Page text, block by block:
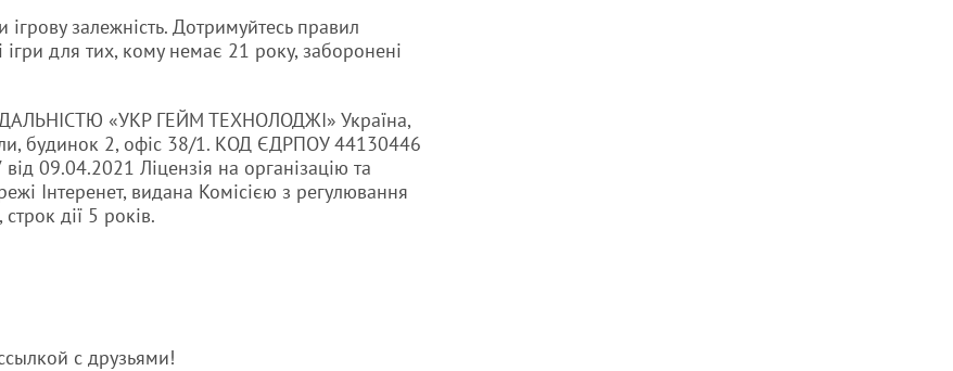
залежність. Дотримуйтесь правил
ігри для тих, кому немає 21 року, заборонені
«УКР ГЕЙМ ТЕХНОЛОДЖІ» Україна,
будинок 2, офіс 38/1. КОД ЄДРПОУ 44130446
09.04.2021 Ліцензія на організацію та
Інтеренет, видана Комісією з регулювання
дії 5 років.
с друзьями!